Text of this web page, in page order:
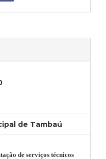
de Tambaú
de serviços técnicos